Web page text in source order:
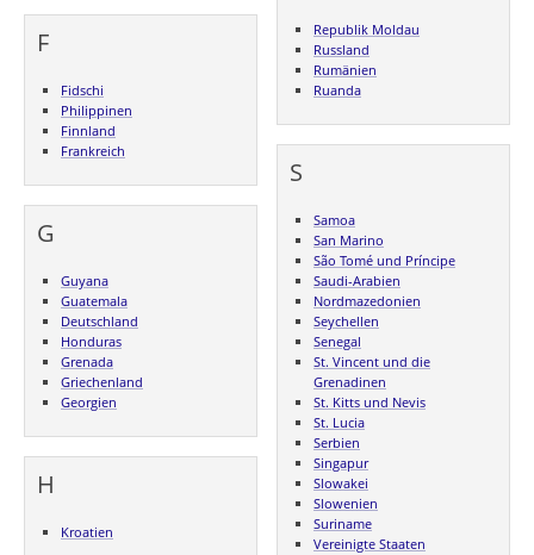
F
Fidschi
Philippinen
Finnland
Frankreich
G
Guyana
Guatemala
Deutschland
Honduras
Grenada
Griechenland
Georgien
H
Kroatien
Republik Moldau
Russland
Rumänien
Ruanda
S
Samoa
San Marino
São Tomé und Príncipe
Saudi-Arabien
Nordmazedonien
Seychellen
Senegal
St. Vincent und die
Grenadinen
St. Kitts und Nevis
St. Lucia
Serbien
Singapur
Slowakei
Slowenien
Suriname
Vereinigte Staaten